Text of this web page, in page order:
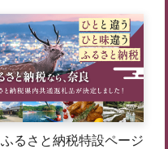
ふるさと納税特設ページ